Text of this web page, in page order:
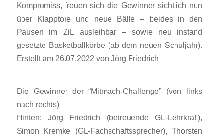
Kompromiss, freuen sich die Gewinner sichtlich nun
über Klapptore und neue Bälle – beides in den
Pausen im ZiL ausleihbar – sowie neu instand
gesetzte Basketballkörbe (ab dem neuen Schuljahr).
Erstellt am 26.07.2022 von Jörg Friedrich
Die Gewinner der “Mitmach-Challenge” (von links
nach rechts)
Hinten: Jörg Friedrich (betreuende GL-Lehrkraft),
Simon Kremke (GL-Fachschaftssprecher), Thorsten